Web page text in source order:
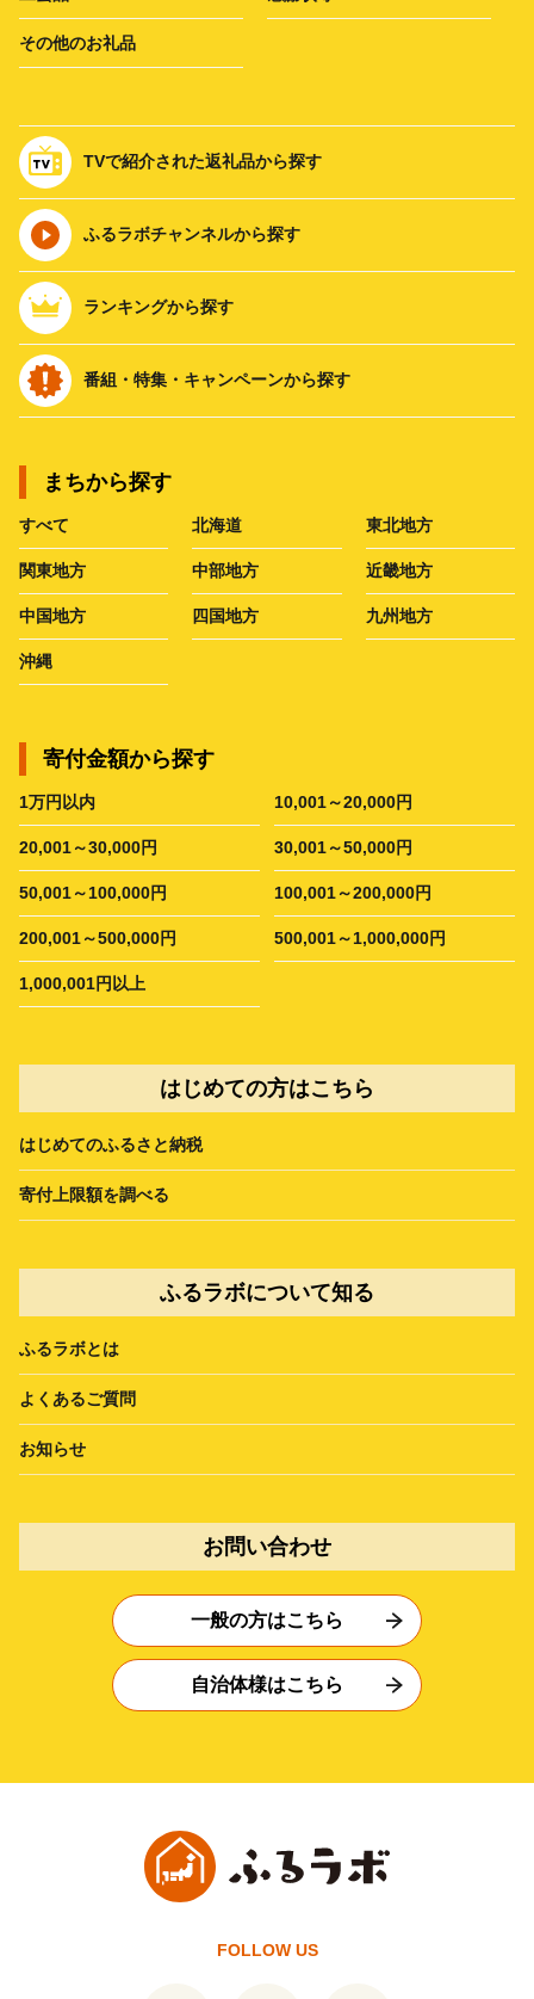
その他のお礼品
TVで紹介された返礼品から探す
ふるラボチャンネルから探す
ランキングから探す
番組・特集・キャンペーンから探す
まちから探す
すべて 北海道 東北地方
関東地方 中部地方 近畿地方
中国地方 四国地方 九州地方
沖縄
寄付金額から探す
1万円以内 10,001～20,000円
20,001～30,000円 30,001～50,000円
50,001～100,000円 100,001～200,000円
200,001～500,000円 500,001～1,000,000円
1,000,001円以上
はじめての方はこちら
はじめてのふるさと納税
寄付上限額を調べる
ふるラボについて知る
ふるラボとは
よくあるご質問
お知らせ
お問い合わせ
一般の方はこちら
自治体様はこちら
FOLLOW US